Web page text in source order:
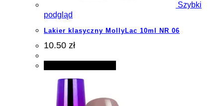
Szybki
podgląd
Lakier klasyczny MollyLac 10ml NR 06
10.50 zł